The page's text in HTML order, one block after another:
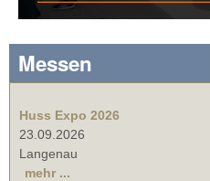
Messen
Huss Expo 2026
23.09.2026
Langenau
mehr ...